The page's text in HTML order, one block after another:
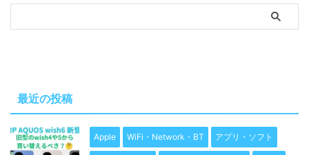
最近の投稿
Apple WiFi・Network・BT アプリ・ソフト